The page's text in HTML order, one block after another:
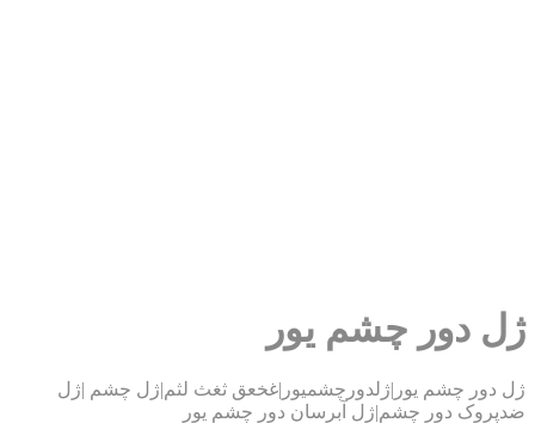
دور چشم یور
دور چشم یور|ژلدورچشمیور|غخعق ثغث لثم|ژل چشم |ژل
دور چشم|ژل آبرسان دور چشم یور